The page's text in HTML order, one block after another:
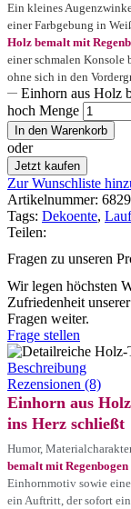
Ein kleines
einer Farbgebung in
Holz bemalt mit
einer schmalen
ohne sich in den
Einhorn aus Holz
hoch Menge
In den Warenkorb
oder
Jetzt kaufen
Zur Wunschliste
Artikelnummer:
Tags: Dekoente,
Teilen:
Fragen zu unseren
Wir legen höchsten
Zufriedenheit
Fragen weiter.
Frage stellen
Beschreibung
Rezensionen (8)
Einhorn aus
ins Herz schließt
Humor,
bemalt mit
Einhornmotiv sowie
ein Auftritt, der sofort